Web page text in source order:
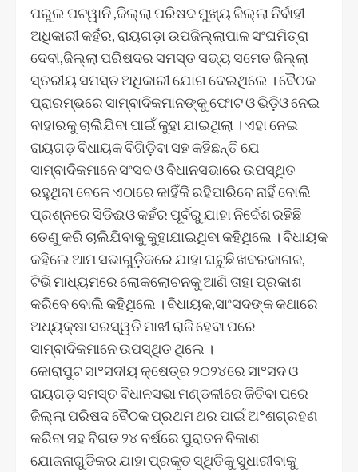
ପରୁଲ ପଟୱାନି ,ଜିଲ୍ଲା ପରିଷଦ ମୁଖ୍ୟ ଜିଲ୍ଲା ନିର୍ବାହୀ
ଅଧିକାରୀ କହଁର, ରାୟଗଡ଼ା ଉପଜିଲ୍ଲାପାଳ ସଂଘମିତ୍ରା
ଦେବୀ,ଜିଲ୍ଲା ପରିଷଦର ସମସ୍ତ ସଭ୍ୟ ସମେତ ଜିଲ୍ଲା
ସ୍ତରୀୟ ସମସ୍ତ ଅଧିକାରୀ ଯୋଗ ଦେଇଥିଲେ । ବୈଠକ
ପ୍ରାରମ୍ଭରେ ସାମ୍ବାଦିକମାନଙ୍କୁ ଫୋଟ ଓ ଭିଡ଼ିଓ ନେଇ
ବାହାରକୁ ଚାଲିଯିବା ପାଇଁ କୁହା ଯାଇଥିଲା । ଏହା ନେଇ
ରାୟଗଡ଼ ବିଧାୟକ ବିଗିଡ଼ିବା ସହ କହିଛନ୍ତି ଯେ
ସାମ୍ବାଦିକମାନେ ସଂସଦ ଓ ବିଧାନସଭାରେ ଉପସ୍ଥିତ
ରହୁଥିବା ବେଳେ ଏଠାରେ କାହିଁକି ରହିପାରିବେ ନାହିଁ ବୋଲି
ପ୍ରଶ୍ନରେ ସିଡିଈଓ କହଁର ପୂର୍ବରୁ ଯାହା ନିର୍ଦେଶ ରହିଛି
ତେଣୁ କରି ଚାଲିଯିବାକୁ କୁହାଯାଇଥିବା କହିଥିଲେ । ବିଧାୟକ
କହିଲେ ଆମ ସଭାଗୁଡ଼ିକରେ ଯାହା ଘଟୁଛି ଖବରକାଗଜ,
ଟିଭି ମାଧ୍ୟମରେ ଲୋକଲୋଚନକୁ ଆଣି ତାହା ପ୍ରକାଶ
କରିବେ ବୋଲି କହିଥିଲେ । ବିଧାୟକ,ସାଂସଦଙ୍କ କଥାରେ
ଅଧ୍ୟକ୍ଷା ସରସ୍ୱତି ମାଝୀ ରାଜି ହେବା ପରେ
ସାମ୍ବାଦିକମାନେ ଉପସ୍ଥିତ ଥିଲେ ।
କୋରାପୁଟ ସା°ସଦୀୟ କ୍ଷେତ୍ର ୨୦୨୪ରେ ସା°ସଦ ଓ
ରାୟଗଡ଼ ସମସ୍ତ ବିଧାନସଭା ମଣ୍ଡଳୀରେ ଜିତିବା ପରେ
ଜିଲ୍ଲା ପରିଷଦ ବୈଠକ ପ୍ରଥମ ଥର ପାଇଁ ଅ°ଶଗ୍ରହଣ
କରିବା ସହ ବିଗତ ୨୪ ବର୍ଷରେ ପୁରାତନ ବିକାଶ
ଯୋଜନାଗୁଡିକର ଯାହା ପ୍ରକୃତ ସ୍ଥିତିକୁ ସୁଧାରୀବାକୁ